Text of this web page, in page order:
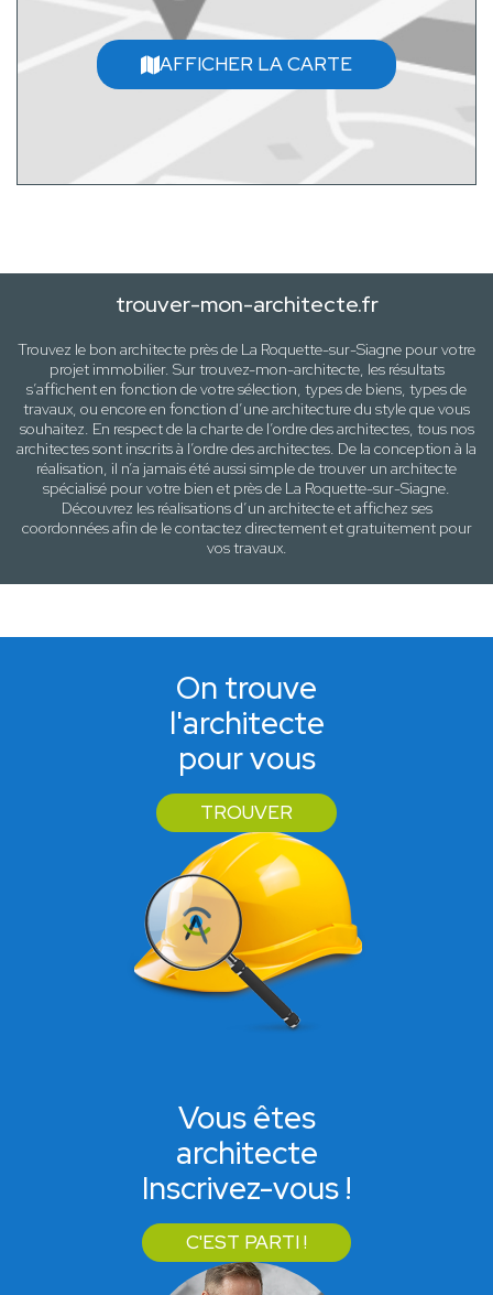
AFFICHER LA CARTE
trouver-mon-architecte.fr
Trouvez le bon architecte près de La Roquette-sur-Siagne pour votre
projet immobilier. Sur trouvez-mon-architecte, les résultats
s’affichent en fonction de votre sélection, types de biens, types de
travaux, ou encore en fonction d’une architecturedu style que vous
souhaitez. En respect de la charte de l’ordre des architectes, tous nos
architectes sont inscrits à l’ordre des architectes. De la conception à la
réalisation, il n’a jamais été aussi simple de trouver un architecte
spécialisé pour votre bien et près de La Roquette-sur-Siagne.
Découvrez les réalisations d’un architecte et affichez ses
coordonnées afin de le contactez directement et gratuitement pour
vos travaux.
On trouve
l'architecte
pour vous
TROUVER
Vous êtes
architecte
Inscrivez-vous !
C'EST PARTI !